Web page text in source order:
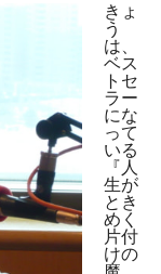
きょ
う
は、
ベス
トセ
ラー
にな
って
いる
『人
生が
とき
めく
片付
けの